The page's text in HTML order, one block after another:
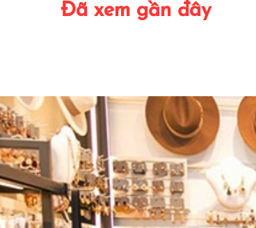
Đã xem gần đây